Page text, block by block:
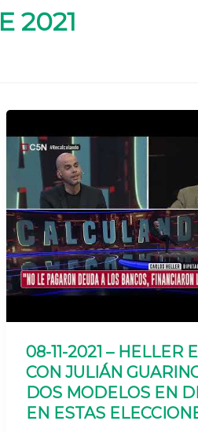
2021
08-11-2021 – HELLER
CON JULIÁN
DOS MODELOS EN
EN ESTAS